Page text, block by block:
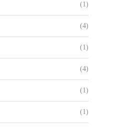
(1)
(4)
(1)
(4)
(1)
(1)